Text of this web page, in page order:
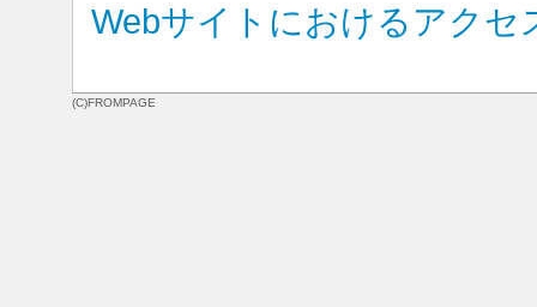
Webサイトにおけるアクセ
(C)FROMPAGE